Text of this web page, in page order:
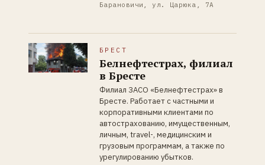
Барановичи, ул. Царюка, 7А
БРЕСТ
Белнефтестрах, филиал
в Бресте
Филиал ЗАСО «Белнефтестрах» в
Бресте. Работает с частными и
корпоративными клиентами по
автострахованию, имущественным,
личным, travel-, медицинским и
грузовым программам, а также по
урегулированию убытков.